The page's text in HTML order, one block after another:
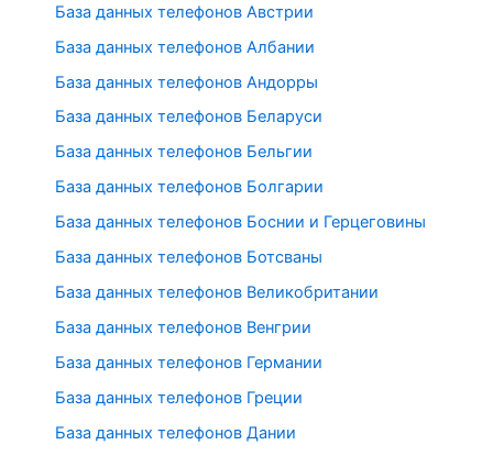
База данных телефонов Австрии
База данных телефонов Албании
База данных телефонов Андорры
База данных телефонов Беларуси
База данных телефонов Бельгии
База данных телефонов Болгарии
База данных телефонов Боснии и Герцеговины
База данных телефонов Ботсваны
База данных телефонов Великобритании
База данных телефонов Венгрии
База данных телефонов Германии
База данных телефонов Греции
База данных телефонов Дании